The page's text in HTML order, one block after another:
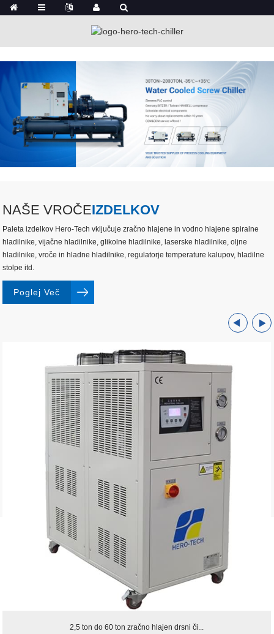
NAŠE VROČEIZDELKOV
Paleta izdelkov Hero-Tech vključuje zračno hlajene in vodno hlajene spiralne
hladilnike, vijačne hladilnike, glikolne hladilnike, laserske hladilnike, oljne
hladilnike, vroče in hladne hladilnike, regulatorje temperature kalupov, hladilne
stolpe itd.
Poglej Več
2,5 ton do 60 ton zračno hlajen drsni či...